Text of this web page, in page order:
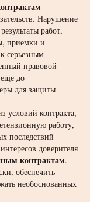
Нарушение
работ,
приемки и
серьезным
правовой
до
для защиты
условий контракта,
работу,
последствий
доверителя
контрактам.
обеспечить
необоснованных